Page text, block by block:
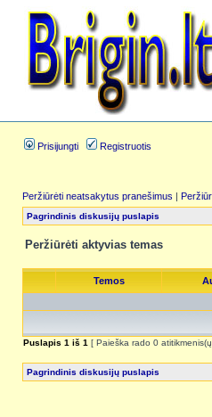
Prisijungti Registruotis
Peržiūrėti neatsakytus pranešimus |
Pagrindinis diskusijų puslapis
Peržiūrėti aktyvias temas
Temos
Puslapis 1 iš 1 [ Paieška rado 0
Pagrindinis diskusijų puslapis